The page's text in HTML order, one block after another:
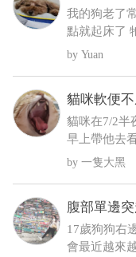
我的狗老了
點就起床了
乖睡回去 不
上十點才給
都是罐頭加
什麼疾病呀
Yuan
貓咪軟便
貓咪在7/2半
早上帶他去
慢，目前在
但有成型，
成型的
一隻大黑
腹部單邊突
17歲狗狗右
會最近越來